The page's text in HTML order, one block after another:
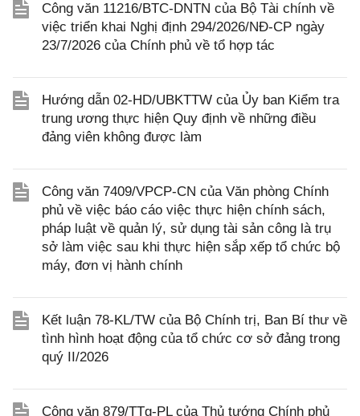
Công văn 11216/BTC-DNTN của Bộ Tài chính về
việc triển khai Nghị định 294/2026/NĐ-CP ngày
23/7/2026 của Chính phủ về tổ hợp tác
Hướng dẫn 02-HD/UBKTTW của Ủy ban Kiểm tra
trung ương thực hiện Quy định về những điều
đảng viên không được làm
Công văn 7409/VPCP-CN của Văn phòng Chính
phủ về việc báo cáo việc thực hiện chính sách,
pháp luật về quản lý, sử dụng tài sản công là trụ
sở làm việc sau khi thực hiện sắp xếp tổ chức bộ
máy, đơn vị hành chính
Kết luận 78-KL/TW của Bộ Chính trị, Ban Bí thư về
tình hình hoạt động của tổ chức cơ sở đảng trong
quý II/2026
Công văn 879/TTg-PL của Thủ tướng Chính phủ